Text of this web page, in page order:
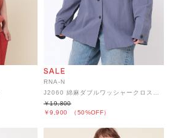
RNA-N
J2060 綿麻ダブルワッシャークロスジャケット
￥9,900 （50%OFF）
￥19,800